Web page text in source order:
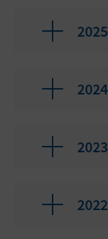
2025
2024
2023
2022